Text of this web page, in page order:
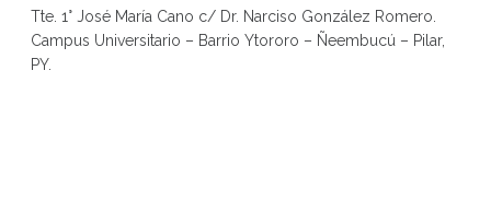
Tte. 1° José María Cano c/ Dr. Narciso González Romero.
Campus Universitario – Barrio Ytororo – Ñeembucú – Pilar,
PY.